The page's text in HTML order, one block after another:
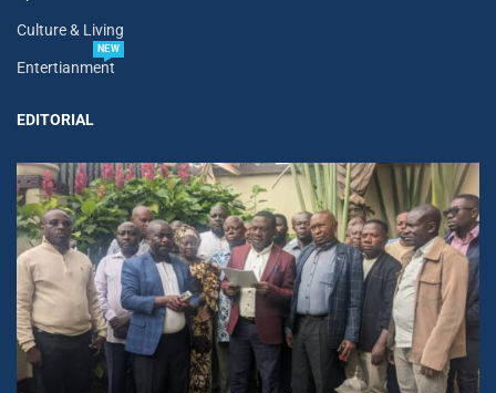
Culture & Living
Entertianment
NEW
EDITORIAL